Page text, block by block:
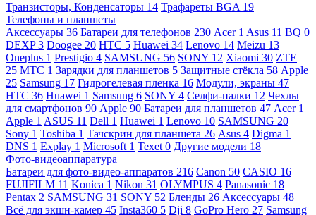
Транзисторы, Конденсаторы 14 Трафареты BGA 19
Телефоны и планшеты
Аксессуары 36 Батареи для телефонов 230 Acer 1 Asus 11 BQ 0
DEXP3 Doogee 20 HTC 5 Huawei 34 Lenovo 14 Meizu 13
Oneplus 1 Prestigio 4 SAMSUNG 56 SONY 12 Xiaomi 30 ZTE
25 МТС 1 Зарядки для планшетов 5 Защитные стёкла 58 Apple
25 Samsung 17 Гидрогелевая пленка 16 Модули, экраны 47
HTC 36 Huawei 1 Samsung 6 SONY 4 Селфи-палки 12 Чехлы
для смартфонов 90 Apple 90 Батареи для планшетов 47 Acer 1
Apple 1 ASUS 11 Dell 1 Huawei 1 Lenovo 10 SAMSUNG 20
Sony 1 Toshiba 1 Тачскрин для планшета 26 Asus 4 Digma 1
DNS 1 Explay 1 Microsoft 1 Texet 0 Другие модели 18
Фото-видеоаппаратура
Батареи для фото-видео-аппаратов 216 Canon 50 CASIO 16
FUJIFILM 11 Konica 1 Nikon 31 OLYMPUS 4 Panasonic 18
Pentax 2 SAMSUNG 31 SONY 52 Бленды 26 Аксессуары 48
Всё для экшн-камер 45 Insta360 5 Dji 8 GoPro Hero 27 Samsung